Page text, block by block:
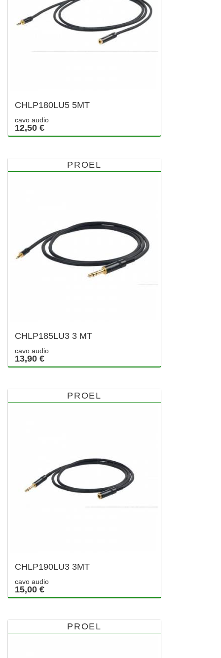
CHLP180LU5 5MT
cavo audio
12,50 €
PROEL
CHLP185LU3 3 MT
cavo audio
13,90 €
PROEL
CHLP190LU3 3MT
cavo audio
15,00 €
PROEL